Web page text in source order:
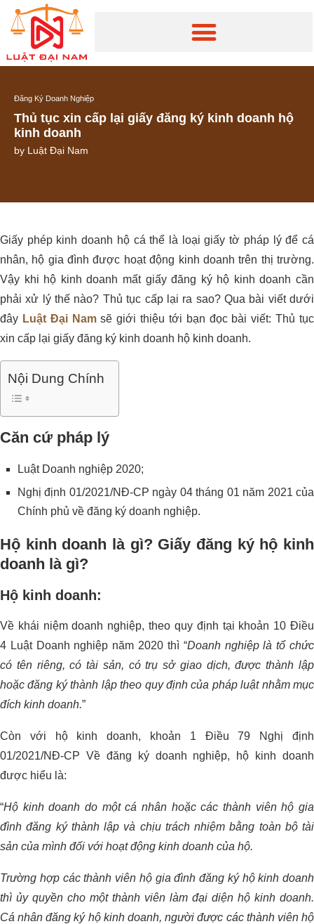
Đăng Ký Doanh Nghiệp
Thủ tục xin cấp lại giấy đăng ký kinh doanh hộ
kinh doanh
by Luật Đại Nam
Giấy phép kinh doanh hộ cá thể là loại giấy tờ pháp lý để cá
nhân, hộ gia đình được hoạt động kinh doanh trên thị trường.
Vậy khi hộ kinh doanh mất giấy đăng ký hộ kinh doanh cần
phải xử lý thế nào? Thủ tục cấp lại ra sao? Qua bài viết dưới
đây Luật Đại Namsẽ giới thiệu tới bạn đọc bài viết: Thủ tục
xin cấp lại giấy đăng ký kinh doanh hộ kinh doanh.
Nội Dung Chính
Căn cứ pháp lý
Luật Doanh nghiệp 2020;
Nghị định 01/2021/NĐ-CP ngày 04 tháng 01 năm 2021 của
Chính phủ về đăng ký doanh nghiệp.
Hộ kinh doanh là gì? Giấy đăng ký hộ kinh
doanh là gì?
Hộ kinh doanh:
Về khái niệm doanh nghiệp, theo quy định tại khoản 10 Điều
4 Luật Doanh nghiệp năm 2020 thì “Doanh nghiệp là tổ chức
có tên riêng, có tài sản, có trụ sở giao dịch, được thành lập
hoặc đăng ký thành lập theo quy định của pháp luật nhằm mục
đích kinh doanh.”
Còn với hộ kinh doanh, khoản 1 Điều 79 Nghị định
01/2021/NĐ-CP Về đăng ký doanh nghiệp, hộ kinh doanh
được hiểu là:
“Hộ kinh doanh do một cá nhân hoặc các thành viên hộ gia
đình đăng ký thành lập và chịu trách nhiệm bằng toàn bộ tài
sản của mình đối với hoạt động kinh doanh của hộ.
Trường hợp các thành viên hộ gia đình đăng ký hộ kinh doanh
thì ủy quyền cho một thành viên làm đại diện hộ kinh doanh.
Cá nhân đăng ký hộ kinh doanh, người được các thành viên hộ